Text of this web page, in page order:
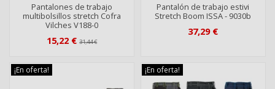
Pantalones de trabajo
multibolsillos stretch Cofra
Vilches V188-0
15,22 €31,44 €
Pantalón de trabajo estivi
Stretch Boom ISSA - 9030b
37,29 €
¡En oferta! ¡En oferta!